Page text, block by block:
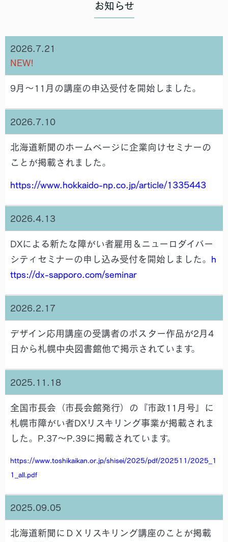
お知らせ
2026.7.21
NEW!
9月～11月の講座の申込受付を開始しました。
2026.7.10
北海道新聞のホームページに企業向けセミナーの
ことが掲載されました。
https://www.hokkaido-np.co.jp/article/1335443
2026.4.13
DXによる新たな障がい者雇用＆ニューロダイバー
シティセミナーの申し込み受付を開始しました。 h
ttps://dx-sapporo.com/seminar
2026.2.17
デザイン応用講座の受講者のポスター作品が2月4
日から札幌中央図書館他で掲示されています。
2025.11.18
全国市長会（市長会館発行）の『市政11月号』に
札幌市障がい者DXリスキリング事業が掲載されま
した。 P.37～P.39に掲載されています。
https://www.toshikaikan.or.jp/shisei/2025/pdf/202511/2025_1
1_all.pdf
2025.09.05
北海道新聞にＤＸリスキリング講座のことが掲載